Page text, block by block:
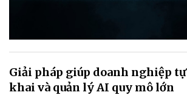
Giải pháp giúp doanh nghiệp
khai và quản lý AI quy mô lớn